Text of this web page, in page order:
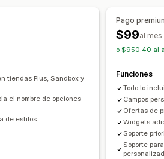
tiendas Plus, Sandbox y
el nombre de opciones
de estilos.
Pago
$99al mes
o $950.40 al
Funciones
Todo lo
Campos
Ofertas de
Widgets
Soporte
Soporte